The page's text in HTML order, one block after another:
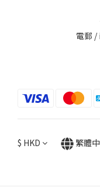
電郵
$ HKD 繁體